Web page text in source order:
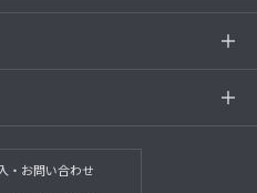
・お問い合わせ